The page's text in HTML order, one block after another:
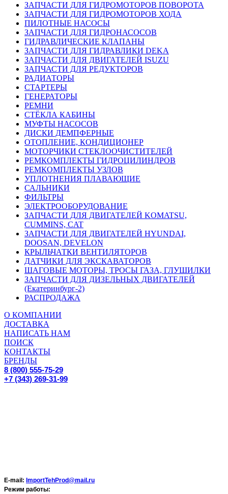
ЗАПЧАСТИ ДЛЯ ГИДРОМОТОРОВ ПОВОРОТА
ЗАПЧАСТИ ДЛЯ ГИДРОМОТОРОВ ХОДА
ПИЛОТНЫЕ НАСОСЫ
ЗАПЧАСТИ ДЛЯ ГИДРОНАСОСОВ
ГИДРАВЛИЧЕСКИЕ КЛАПАНЫ
ЗАПЧАСТИ ДЛЯ ГИДРАВЛИКИ DEKA
ЗАПЧАСТИ ДЛЯ ДВИГАТЕЛЕЙ ISUZU
ЗАПЧАСТИ ДЛЯ РЕДУКТОРОВ
РАДИАТОРЫ
СТАРТЕРЫ
ГЕНЕРАТОРЫ
РЕМНИ
СТЁКЛА КАБИНЫ
МУФТЫ НАСОСОВ
ДИСКИ ДЕМПФЕРНЫЕ
ОТОПЛЕНИЕ, КОНДИЦИОНЕР
МОТОРЧИКИ СТЕКЛООЧИСТИТЕЛЕЙ
РЕМКОМПЛЕКТЫ ГИДРОЦИЛИНДРОВ
РЕМКОМПЛЕКТЫ УЗЛОВ
УПЛОТНЕНИЯ ПЛАВАЮЩИЕ
САЛЬНИКИ
ФИЛЬТРЫ
ЭЛЕКТРООБОРУДОВАНИЕ
ЗАПЧАСТИ ДЛЯ ДВИГАТЕЛЕЙ KOMATSU,
CUMMINS, CAT
ЗАПЧАСТИ ДЛЯ ДВИГАТЕЛЕЙ HYUNDAI,
DOOSAN, DEVELON
КРЫЛЬЧАТКИ ВЕНТИЛЯТОРОВ
ДАТЧИКИ ДЛЯ ЭКСКАВАТОРОВ
ШАГОВЫЕ МОТОРЫ, ТРОСЫ ГАЗА, ГЛУШИЛКИ
ЗАПЧАСТИ ДЛЯ ДИЗЕЛЬНЫХ ДВИГАТЕЛЕЙ
(Екатеринбург-2)
РАСПРОДАЖА
О КОМПАНИИ
ДОСТАВКА
НАПИСАТЬ НАМ
ПОИСК
КОНТАКТЫ
БРЕНДЫ
8 (800) 555-75-29
+7 (343) 269-31-99
E-mail: ImportTehProd@mail.ru
Режим работы: